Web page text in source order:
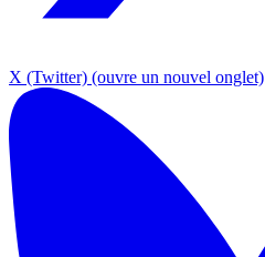
X (Twitter) (ouvre un nouvel onglet)